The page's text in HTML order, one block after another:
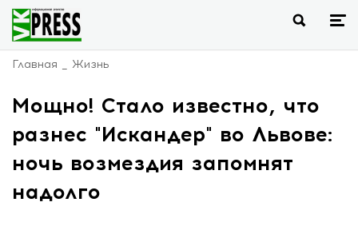
Главная Жизнь
Мощно! Стало известно, что
разнес "Искандер" во Львове:
ночь возмездия запомнят
надолго